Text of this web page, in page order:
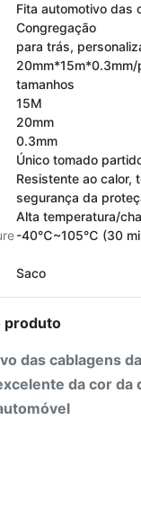
Fita automotivo das
Congregação
para trás,
20mm*15m*0.3mm/
tamanhos
15M
20mm
0.3mm
Único tomado
Resistente ao calor,
segurança da
Alta temperatura/
-40℃~105℃ (30
Saco
produto
das cablagens
da cor da